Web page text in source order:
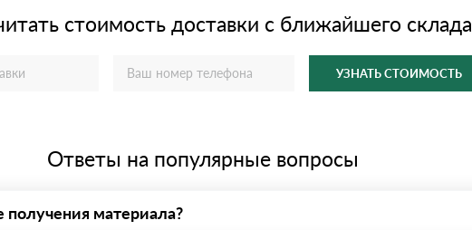
стоимость доставки с ближайшего склада
УЗНАТЬ СТОИМОСТЬ
Ответы на популярные вопросы
получения материала?